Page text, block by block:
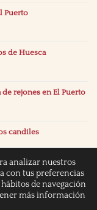
Puerto
de Huesca
rejones en El Puerto
candiles
analizar nuestros
con tus preferencias
de navegación
más información